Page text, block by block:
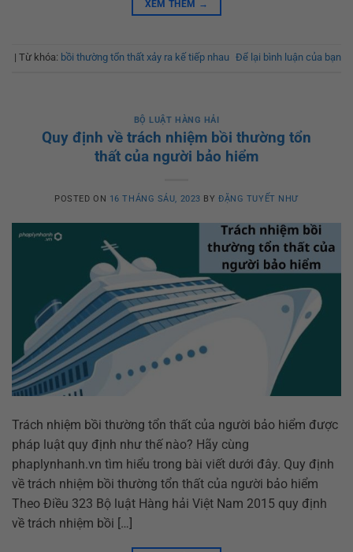
XEM THÊM →
| Từ khóa: bồi thường tổn thất xảy ra kế tiếp nhau Để lại bình luận của bạn
BỘ LUẬT HÀNG HẢI
Quy định về trách nhiệm bồi thường tổn
thất của người bảo hiểm
POSTED ON 16 THÁNG SÁU, 2023 BYĐẶNG TUYẾT NHƯ
Trách nhiệm bồi thường tổn thất của người bảo hiểm được
pháp luật quy định như thế nào? Hãy cùng
phaplynhanh.vn tìm hiểu trong bài viết dưới đây. Quy định
về trách nhiệm bồi thường tổn thất của người bảo hiểm
Theo Điều 323 Bộ luật Hàng hải Việt Nam 2015 quy định
về trách nhiệm bồi […]